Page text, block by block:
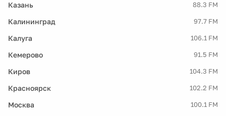
Казань 88.3 FM
Калининград 97.7 FM
Калуга 106.1 FM
Кемерово 91.5 FM
Киров 104.3 FM
Красноярск 102.2 FM
Москва 100.1 FM